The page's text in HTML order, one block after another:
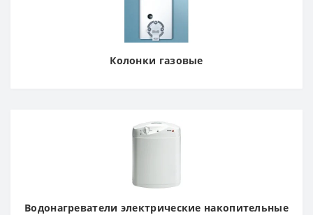
Колонки газовые
Водонагреватели электрические накопительные